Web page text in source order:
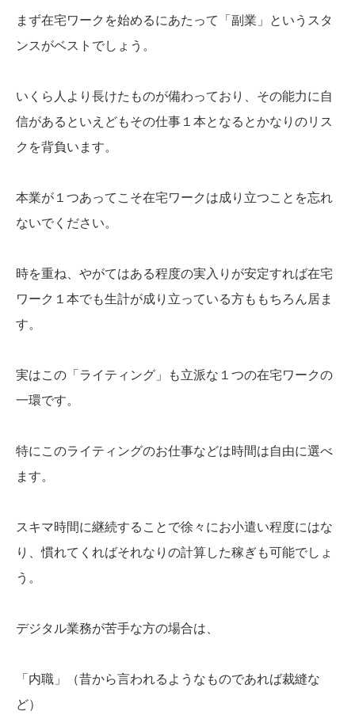
まず在宅ワークを始めるにあたって「副業」というスタ
ンスがベストでしょう。
いくら人より長けたものが備わっており、その能力に自
信があるといえどもその仕事１本となるとかなりのリス
クを背負います。
本業が１つあってこそ在宅ワークは成り立つことを忘れ
ないでください。
時を重ね、やがてはある程度の実入りが安定すれば在宅
ワーク１本でも生計が成り立っている方ももちろん居ま
す。
実はこの「ライティング」も立派な１つの在宅ワークの
一環です。
特にこのライティングのお仕事などは時間は自由に選べ
ます。
スキマ時間に継続することで徐々にお小遣い程度にはな
り、慣れてくればそれなりの計算した稼ぎも可能でしょ
う。
デジタル業務が苦手な方の場合は、
「内職」（昔から言われるようなものであれば裁縫な
ど）